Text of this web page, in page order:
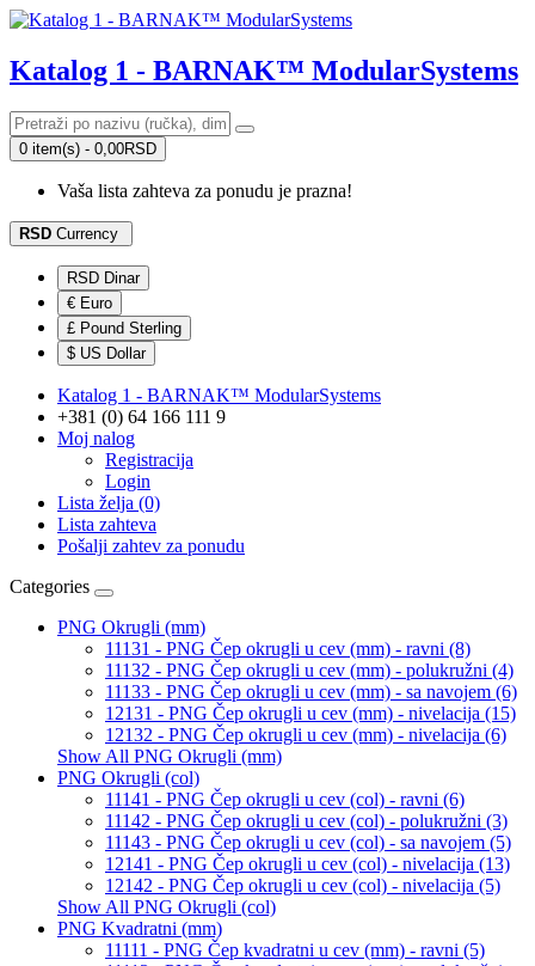
Katalog 1 - BARNAK™ ModularSystems
0 item(s) - 0,00RSD
Vaša lista zahteva za ponudu je prazna!
RSD Currency
RSD Dinar
€ Euro
£ Pound Sterling
$ US Dollar
Katalog 1 - BARNAK™ ModularSystems
+381 (0) 64 166 111 9
Moj nalog
Registracija
Login
Lista želja (0)
Lista zahteva
Pošalji zahtev za ponudu
Categories
PNG Okrugli (mm)
11131 - PNG Čep okrugli u cev (mm) - ravni (8)
11132 - PNG Čep okrugli u cev (mm) - polukružni (4)
11133 - PNG Čep okrugli u cev (mm) - sa navojem (6)
12131 - PNG Čep okrugli u cev (mm) - nivelacija (15)
12132 - PNG Čep okrugli u cev (mm) - nivelacija (6)
Show All PNG Okrugli (mm)
PNG Okrugli (col)
11141 - PNG Čep okrugli u cev (col) - ravni (6)
11142 - PNG Čep okrugli u cev (col) - polukružni (3)
11143 - PNG Čep okrugli u cev (col) - sa navojem (5)
12141 - PNG Čep okrugli u cev (col) - nivelacija (13)
12142 - PNG Čep okrugli u cev (col) - nivelacija (5)
Show All PNG Okrugli (col)
PNG Kvadratni (mm)
11111 - PNG Čep kvadratni u cev (mm) - ravni (5)